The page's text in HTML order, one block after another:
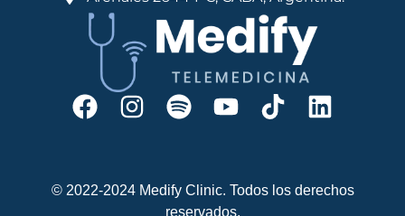
© 2022-2024 Medify Clinic. Todos los derechos
reservados.